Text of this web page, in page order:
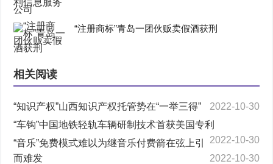
“注册商标”青岛一团伙贩卖假酒获刑
相关阅读
“知识产权”山西知识产权托管势在“一举三得”
2022-10-30
“车钩”中国地铁轻轨车辆研制技术首获美国专利
2022-10-30
“音乐”免费模式难以为继音乐付费箭在弦上引
而难发
2022-10-30